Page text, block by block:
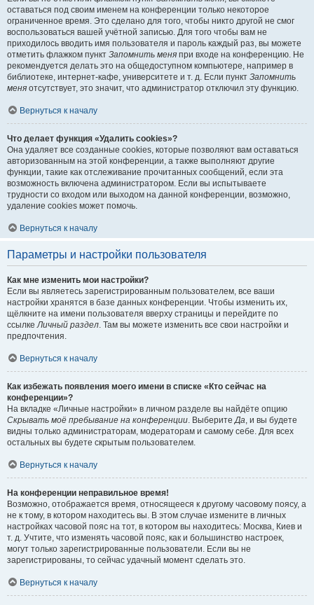
оставаться под своим именем на конференции только некоторое
ограниченное время. Это сделано для того, чтобы никто другой не смог
воспользоваться вашей учётной записью. Для того чтобы вам не
приходилось вводить имя пользователя и пароль каждый раз, вы можете
отметить флажком пункт Запомнить меня при входе на конференцию. Не
рекомендуется делать это на общедоступном компьютере, например в
библиотеке, интернет-кафе, университете и т. д. Если пункт Запомнить
меня отсутствует, это значит, что администратор отключил эту функцию.
Вернуться к началу
Что делает функция «Удалить cookies»?
Она удаляет все созданные cookies, которые позволяют вам оставаться
авторизованным на этой конференции, а также выполняют другие
функции, такие как отслеживание прочитанных сообщений, если эта
возможность включена администратором. Если вы испытываете
трудности со входом или выходом на данной конференции, возможно,
удаление cookies может помочь.
Вернуться к началу
Параметры и настройки пользователя
Как мне изменить мои настройки?
Если вы являетесь зарегистрированным пользователем, все ваши
настройки хранятся в базе данных конференции. Чтобы изменить их,
щёлкните на имени пользователя вверху страницы и перейдите по
ссылкеЛичный раздел. Там вы можете изменить все свои настройки и
предпочтения.
Вернуться к началу
Как избежать появления моего имени в списке «Кто сейчас на
конференции»?
На вкладке «Личные настройки» в личном разделе вы найдёте опцию
Скрывать моё пребывание на конференции. ВыберитеДа, и вы будете
видны только администраторам, модераторам и самому себе. Для всех
остальных вы будете скрытым пользователем.
Вернуться к началу
На конференции неправильное время!
Возможно, отображается время, относящееся к другому часовому поясу, а
не к тому, в котором находитесь вы. В этом случае измените в личных
настройках часовой пояс на тот, в котором вы находитесь: Москва, Киев и
т. д. Учтите, что изменять часовой пояс, как и большинство настроек,
могут только зарегистрированные пользователи. Если вы не
зарегистрированы, то сейчас удачный момент сделать это.
Вернуться к началу